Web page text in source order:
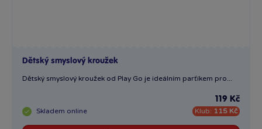
Dětský smyslový kroužek
Dětský smyslový kroužek od Play Go je ideálním parťíkem pro...
Skladem online
119 Kč
Klub: 115 Kč